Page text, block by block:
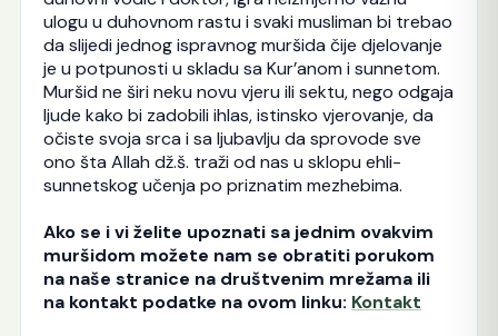
ulogu u duhovnom rastu i svaki musliman bi trebao
da slijedi jednog ispravnog muršida čije djelovanje
je u potpunosti u skladu sa Kur’anom i sunnetom.
Muršid ne širi neku novu vjeru ili sektu, nego odgaja
ljude kako bi zadobili ihlas, istinsko vjerovanje, da
očiste svoja srca i sa ljubavlju da sprovode sve
ono šta Allah dž.š. traži od nas u sklopu ehli-
sunnetskog učenja po priznatim mezhebima.
Ako se i vi želite upoznati sa jednim ovakvim
muršidom možete nam se obratiti porukom
na naše stranice na društvenim mrežama ili
na kontakt podatke na ovom linku: Kontakt